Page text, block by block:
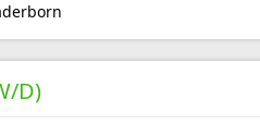
D)